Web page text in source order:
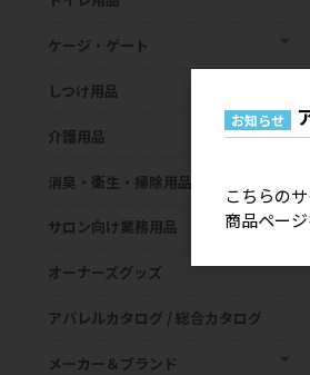
ケージ・ゲート
しつけ用品
介護用品
消臭・衛生・掃除用品
サロン向け業務用品
オーナーズグッズ
アパレルカタログ / 総合カタログ
メーカー＆ブランド
お知らせ
こちらの
商品ペー